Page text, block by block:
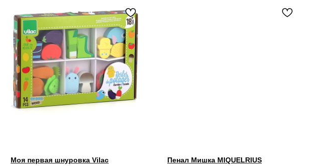
Моя первая шнуровка Vilac Пенал Мишка MIQUELRIUS